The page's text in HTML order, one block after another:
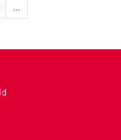
Intermediate Pages Use